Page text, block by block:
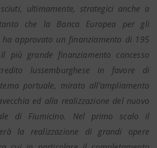
ultimamente, strategici anche a
che la Banca Europea per gli
ha approvato un finanziamento di 195
più grande finanziamento concesso
lussemburghese in favore di
portuale, mirato all'ampliamento
ed alla realizzazione del nuovo
di Fiumicino. Nel primo scalo il
la realizzazione di grandi opere